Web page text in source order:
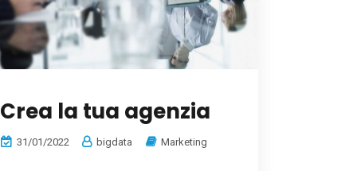
Crea la tua agenzia
31/01/2022 bigdata Marketing